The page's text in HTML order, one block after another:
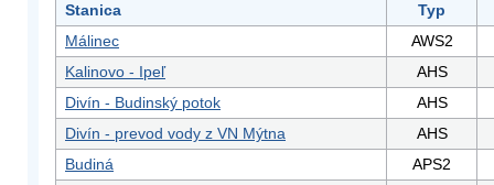
Stanica
Typ
Málinec
AWS2
Kalinovo - Ipeľ
AHS
Divín - Budinský potok
AHS
Divín - prevod vody z VN Mýtna
AHS
Budiná
APS2